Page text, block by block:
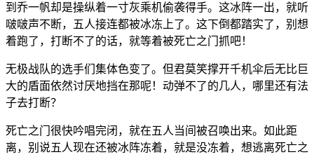
到乔一帆却是操纵着一寸灰乘机偷袭得手。这冰阵一出，就听
啵啵声不断，五人接连都被冰冻上了。这下倒都踏实了，别想
着跑了，打断不了的话，就等着被死亡之门抓吧！
无极战队的选手们集体色变了。但君莫笑撑开千机伞后无比巨
大的盾面依然讨厌地挡在那呢！动弹不了的几人，哪里还有法
子去打断？
死亡之门很快吟唱完闭，就在五人当间被召唤出来。如此距
离，别说五人现在还被冰阵冻着，就是没冻着，想逃离死亡之